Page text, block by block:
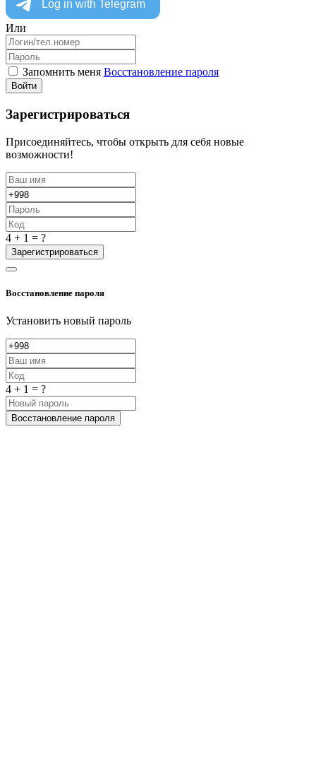
Или
Запомнить меня Восстановление пароля
Войти
Зарегистрироваться
Присоединяйтесь, чтобы открыть для себя новые
возможности!
4 + 1 = ?
Зарегистрироваться
Восстановление пароля
Установить новый пароль
4 + 1 = ?
Восстановление пароля